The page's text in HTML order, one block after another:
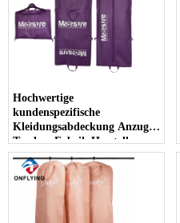
Hochwertige
kundenspezifische
Kleidungsabdeckung Anzug
Taschen Fabrik Hersteller